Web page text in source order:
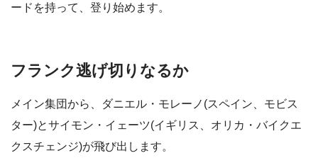
ードを持って、登り始めます。
フランク逃げ切りなるか
メイン集団から、ダニエル・モレーノ(スペイン、モビス
ター)とサイモン・イェーツ(イギリス、オリカ・バイクエ
クスチェンジ)が飛び出します。